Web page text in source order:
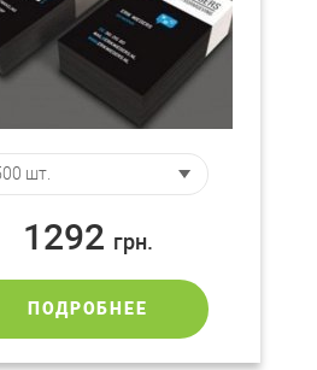
1292 грн.
ПОДРОБНЕЕ